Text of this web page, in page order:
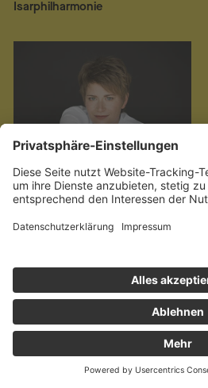
Isarphilharmonie
credit Neda Navaee
BMW Clubkonzert
Sa. 17.10.2026, 20 Uhr